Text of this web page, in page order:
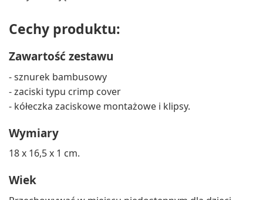
Cechy produktu:
Zawartość zestawu
- sznurek bambusowy
- zaciski typu crimp cover
- kółeczka zaciskowe montażowe i klipsy.
Wymiary
18 x 16,5 x 1 cm.
Wiek